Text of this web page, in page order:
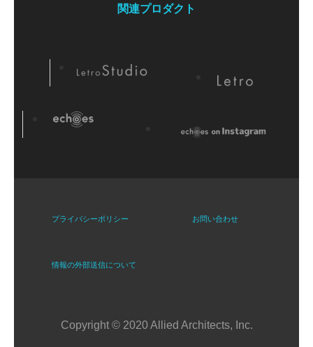
関連プロダクト
プライバシーポリシー お問い合わせ
情報の外部送信について
Copyright © 2020 Allied Architects, Inc.